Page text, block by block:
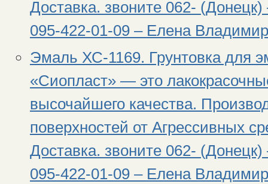
Доставка. звоните 062-
095-422-01-09 – Елена
Эмаль ХС-1169. Грунтовка для
«Сиопласт» — это
высочайшего качества.
поверхностей от Агрессивных
Доставка. звоните 062-
095-422-01-09 – Елена